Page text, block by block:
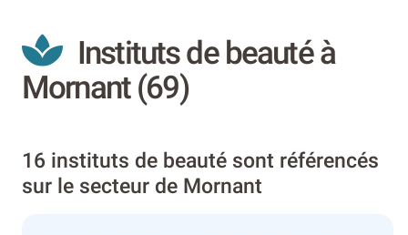
Instituts de beauté à
Mornant (69)
16 instituts de beauté sont référencés
sur le secteur de Mornant